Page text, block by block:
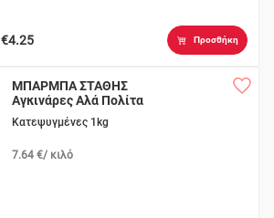
€4.25 Προσθήκη
ΜΠΑΡΜΠΑ ΣΤΑΘΗΣ
Αγκινάρες Αλά Πολίτα
Κατεψυγμένες 1kg
7.64 €/ κιλό